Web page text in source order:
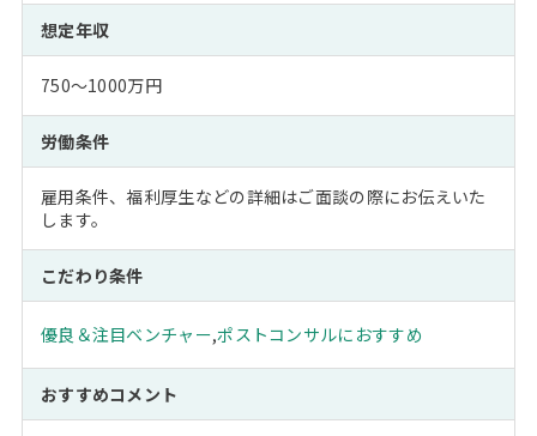
想定年収
750～1000万円
労働条件
雇用条件、福利厚生などの詳細はご面談の際にお伝えいた
します。
こだわり条件
優良＆注目ベンチャー,ポストコンサルにおすすめ
おすすめコメント